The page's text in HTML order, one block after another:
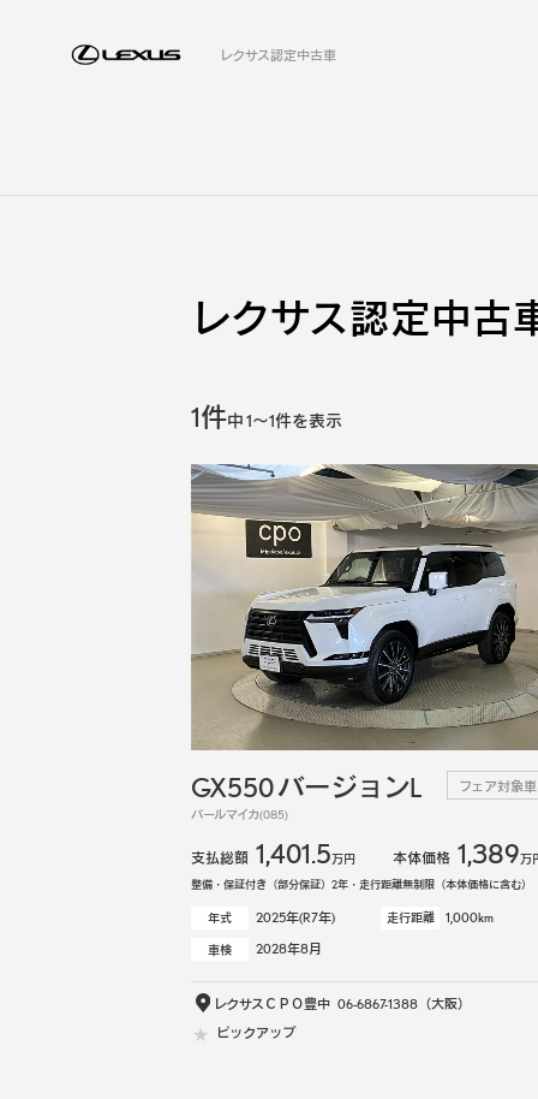
レクサス認定中古車
レクサス認定中古
1件中1～1件を表示
GX550 バージョンL フェア対象車
パールマイカ(085)
支払総額 1,401.5万円 本体価格 1,389万
整備・保証付き（部分保証）2年・走行距離無制限（本体価格に含む）
年式 2025年(R7年) 走行距離 1,000km
車検 2028年8月
レクサスＣＰＯ豊中 06-6867-1388 （大阪）
ピックアップ